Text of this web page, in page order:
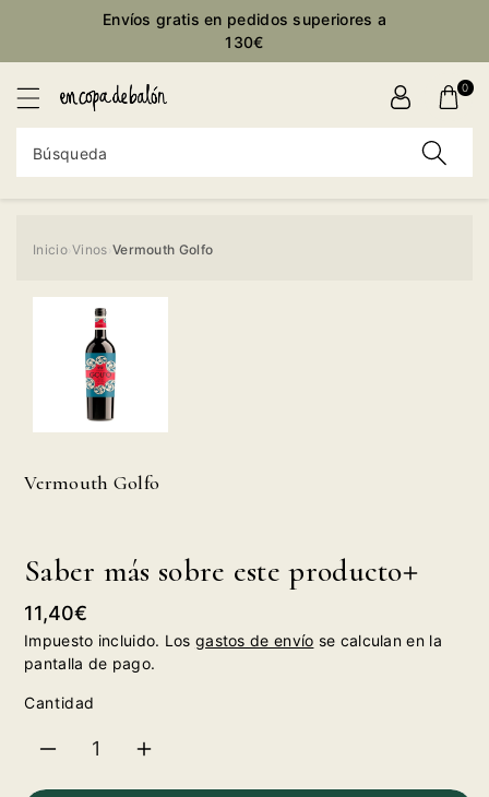
Envíos gratis en pedidos superiores a
130€
Búsqueda
0
Inicio›Vinos Vermouth Golfo
producto
Vermouth Golfo
Saber más sobre este producto
Precio
habitual
11,40€
Impuesto incluido. Los gastos de envío se calculan en la
pantalla de pago.
Cantidad